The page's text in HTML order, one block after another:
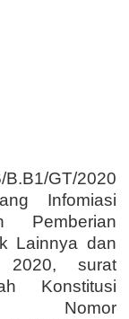
GT/2020
Infomiasi
Pemberian
Lainnya dan
2020, surat
Konstitusi
Nomor